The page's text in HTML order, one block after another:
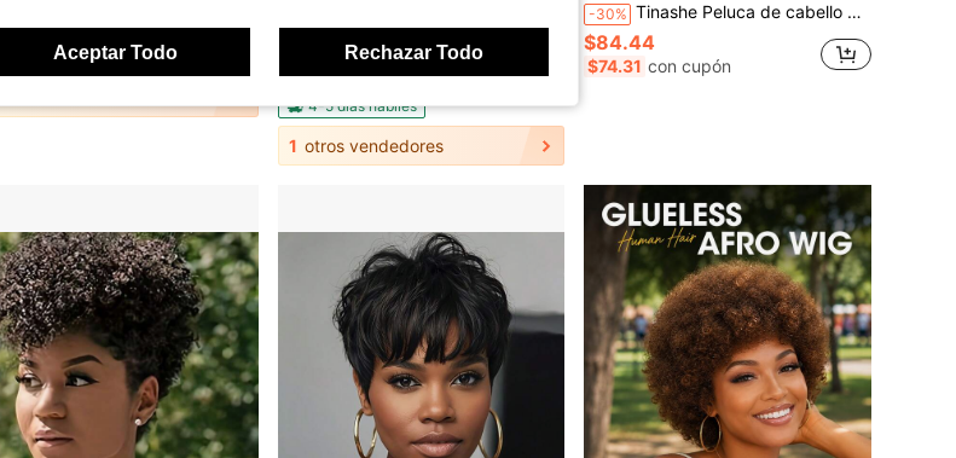
$21.20 #6 Más vendidos
$17.04
4-5 días hábiles
1 otros vendedores
-30% Tinashe Peluca de cabello humano con ondas corporales y parte U con resaltado 1B/2/30, apariencia de cuero cabelludo marrón, densidad del 150%, sin dejar fuera, cabello humano brasileño de color natural, peluca sin pegamento para disfraces de mujeres
$84.44
$74.31 con cupón
Aceptar Todo Rechazar Todo